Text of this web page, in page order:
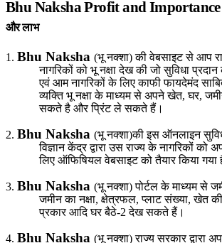
Bhu Naksha Profit and
और लाभ
1. Bhu Naksha (भू नक्शा) की वेबसाइट से आप
नागरिकों को भू नक्षा देख की जो सुविधा प्रदान
एवं आम नागरिकों के लिए काफी फायदेमंद
व्यक्ति भू नक्षा के माध्यम से अपने खेत,घर,
सकते है और प्रिंट ले सकते हैं।
2. Bhu Naksha (भू नक्शा)की इस ऑनलाइन
विज्ञान केंद्र द्वारा उस राज्य के नागरिकों को
लिए ऑफिषियल वेबसाइट को तैयार किया गया
3. Bhu Naksha (भू नक्शा) पोर्टल के माध्यम से
जमीन का नक्षा,क्षेत्रफल,प्लाट संख्या,खेत की
प्रकार आदि घर बैठे-2देख सकते हैं।
4. Bhu Naksha (भू नक्शा) राज्य सरकार द्वारा